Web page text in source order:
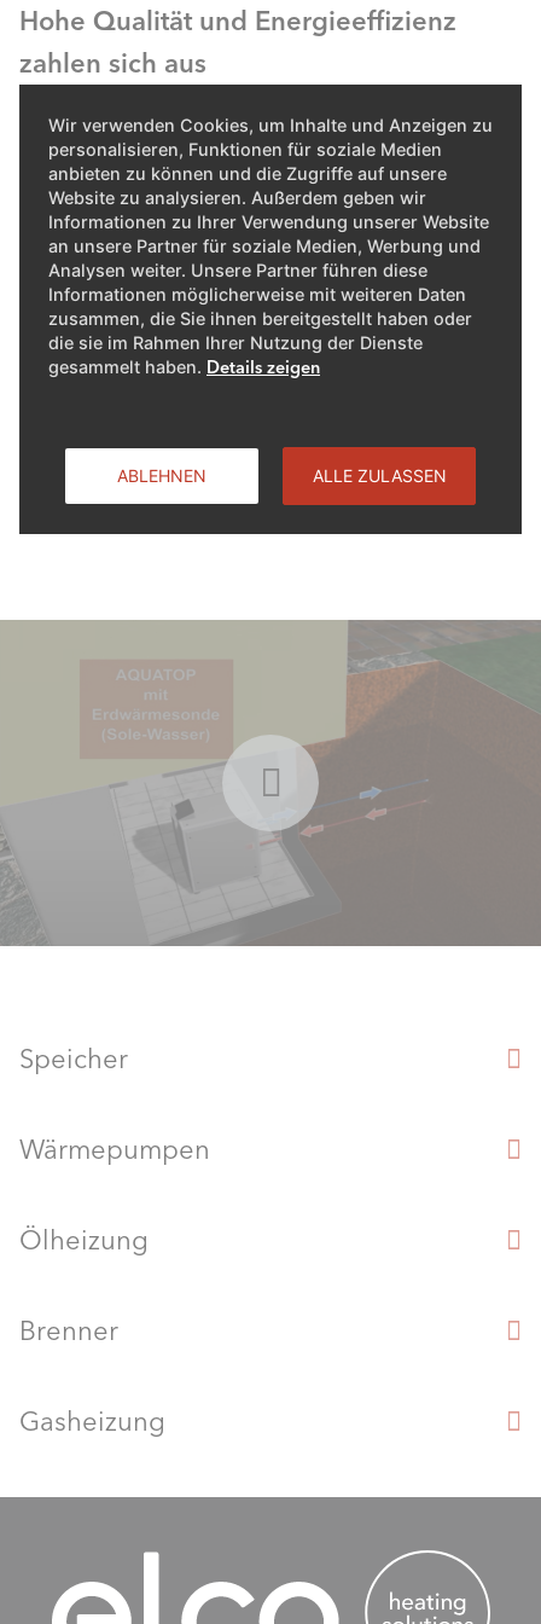
Wir verwenden Cookies, um Inhalte und Anzeigen zu
personalisieren, Funktionen für soziale Medien
anbieten zu können und die Zugriffe auf unsere
Website zu analysieren. Außerdem geben wir
Informationen zu Ihrer Verwendung unserer Website
an unsere Partner für soziale Medien, Werbung und
Analysen weiter. Unsere Partner führen diese
Informationen möglicherweise mit weiteren Daten
zusammen, die Sie ihnen bereitgestellt haben oder
die sie im Rahmen Ihrer Nutzung der Dienste
gesammelt haben. Details zeigen
ABLEHNEN ALLE ZULASSEN
Hohe Qualität und Energieeffizienz
zahlen sich aus
Als führender Anbieter von Heizlösungen investiert ELCO
bereits seit Jahren in die Wärmepumpentechnologie.
ELCO Wärmepumpen werden in der Schweiz entwickelt
und produziert. Sie garantieren eine hohe Qualität. Die
Betriebskosten der Wärmepumpen liegen deutlich unter
denjenigen konventioneller Heizsysteme. Dank ihrer
hohen Energieeffizienz verringern Wärmepumpen die
Abhängigkeit von wirtschaftlich oder politisch bedingten
Schwankungen der Energiepreise, entlasten die Umwelt
Und das Beste am Heizen mit einer AEROTOP® T
Wärmepumpe: Die in der Luft gespeicherte Energie ist
Speicher
Wärmepumpen
Ölheizung
Brenner
Gasheizung